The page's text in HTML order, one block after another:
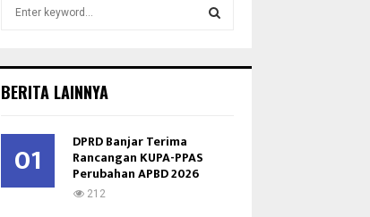
h
o
BERITA LAINNYA
01 DPRD Banjar Terima
Rancangan KUPA-PPAS
Perubahan APBD 2026
212